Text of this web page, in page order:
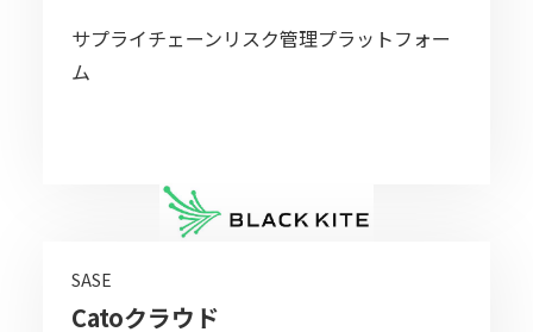
サプライチェーンリスク管理プラットフォー
ム
SASE
Catoクラウド